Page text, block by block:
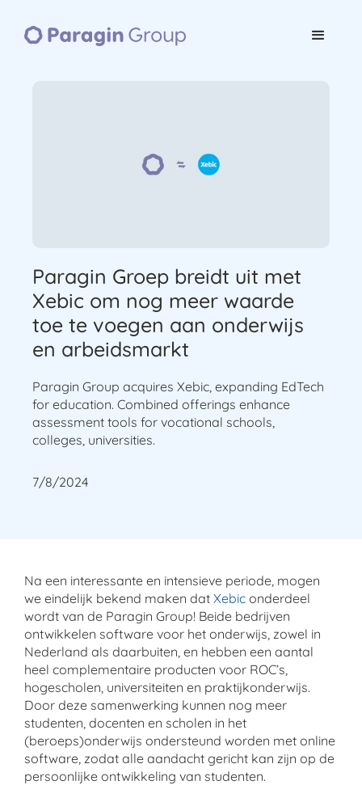
Paragin Groep breidt uit met
Xebic om nog meer waarde
toe te voegen aan onderwijs
en arbeidsmarkt
Paragin Group acquires Xebic, expanding EdTech
for education. Combined offerings enhance
assessment tools for vocational schools,
colleges, universities.
7/8/2024
Na een interessante en intensieve periode, mogen
we eindelijk bekend maken dat Xebic onderdeel
wordt van de Paragin Group! Beide bedrijven
ontwikkelen software voor het onderwijs, zowel in
Nederland als daarbuiten, en hebben een aantal
heel complementaire producten voor ROC’s,
hogescholen, universiteiten en praktijkonderwijs.
Door deze samenwerking kunnen nog meer
studenten, docenten en scholen in het
(beroeps)onderwijs ondersteund worden met online
software, zodat alle aandacht gericht kan zijn op de
persoonlijke ontwikkeling van studenten.